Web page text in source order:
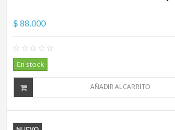
$ 88.000
En stock
AÑADIR AL CARRITO
NUEVO